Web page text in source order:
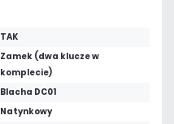
TAK
Zamek (dwa klucze w
komplecie)
Blacha DC01
Natynkowy